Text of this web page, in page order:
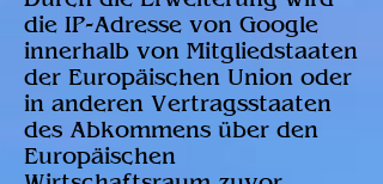
die IP-Adresse von Google
innerhalb von Mitgliedstaaten
der Europäischen Union oder
in anderen Vertragsstaaten
des Abkommens über den
Europäischen